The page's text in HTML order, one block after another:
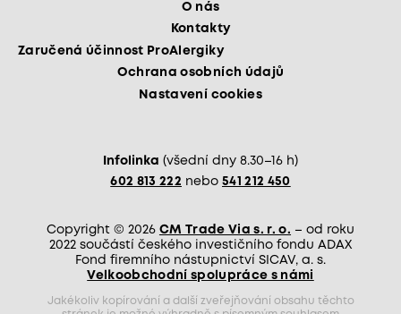
O nás
Kontakty
Zaručená účinnost ProAlergiky
Ochrana osobních údajů
Nastavení cookies
Infolinka (všední dny 8.30–16 h)
602 813 222 nebo 541 212 450
Copyright © 2026 CM Trade Via s. r. o. – od roku
2022 součástí českého investičního fondu ADAX
Fond firemního nástupnictví SICAV, a. s.
Velkoobchodní spolupráce s námi
Jakékoliv kopírování a další zveřejňování obsahu těchto